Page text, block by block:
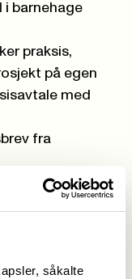
såkalte
i barnehage
praksis,
på egen
med
fra
hos AOF
I6, 3. etgKart